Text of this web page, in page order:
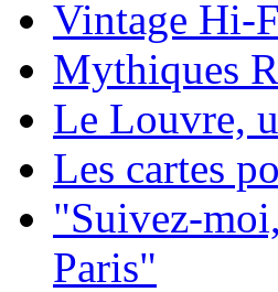
Vintage Hi-
Mythiques
Le Louvre,
Les cartes
"Suivez-
Paris"